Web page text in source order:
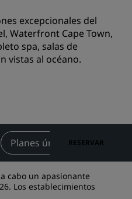
familias
negocios
el centro de la ciudad
blog
excepcionales del
Waterfront Cape Town,
spa, salas de
vistas al océano.
Planes únicosRESERVAR
cabo un apasionante
Los establecimientos